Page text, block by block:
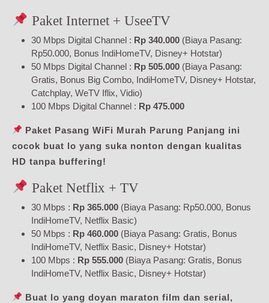
Paket Internet + UseeTV
30 Mbps Digital Channel : Rp 340.000 (Biaya Pasang:
Rp50.000, Bonus IndiHomeTV, Disney+ Hotstar)
50 Mbps Digital Channel : Rp 505.000 (Biaya Pasang:
Gratis, Bonus Big Combo, IndiHomeTV, Disney+ Hotstar,
Catchplay, WeTV Iflix, Vidio)
100 Mbps Digital Channel : Rp 475.000
Paket Pasang WiFi Murah Parung Panjang ini
cocok buat lo yang suka nonton dengan kualitas
HD tanpa buffering!
Paket Netflix + TV
30 Mbps : Rp 365.000 (Biaya Pasang: Rp50.000, Bonus
IndiHomeTV, Netflix Basic)
50 Mbps : Rp 460.000 (Biaya Pasang: Gratis, Bonus
IndiHomeTV, Netflix Basic, Disney+ Hotstar)
100 Mbps : Rp 555.000 (Biaya Pasang: Gratis, Bonus
IndiHomeTV, Netflix Basic, Disney+ Hotstar)
Buat lo yang doyan maraton film dan serial,